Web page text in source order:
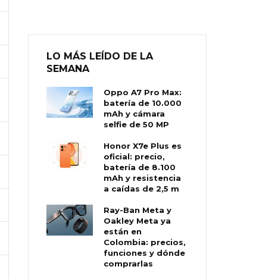
LO MÁS LEÍDO DE LA
SEMANA
Oppo A7 Pro Max:
batería de 10.000
mAh y cámara
selfie de 50 MP
Honor X7e Plus es
oficial: precio,
batería de 8.100
mAh y resistencia
a caídas de 2,5 m
Ray-Ban Meta y
Oakley Meta ya
están en
Colombia: precios,
funciones y dónde
comprarlas